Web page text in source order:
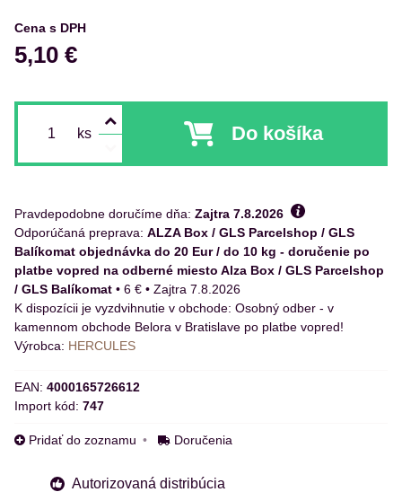
Cena s DPH
5,10 €
ks Do košíka
Pravdepodobne doručíme dňa: Zajtra 7.8.2026
ALZA Box / GLS Parcelshop / GLS
Balíkomat objednávka do 20 Eur / do 10 kg - doručenie po
platbe vopred na odberné miesto Alza Box / GLS Parcelshop
/ GLS Balíkomat • 6 € • Zajtra 7.8.2026
Osobný odber - v
kamennom obchode Belora v Bratislave po platbe vopred!
Výrobca: HERCULES
EAN: 4000165726612
Import kód: 747
Pridať do zoznamu Doručenia
Autorizovaná distribúcia